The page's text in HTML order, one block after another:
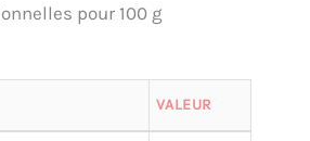
pour 100 g
VALEUR